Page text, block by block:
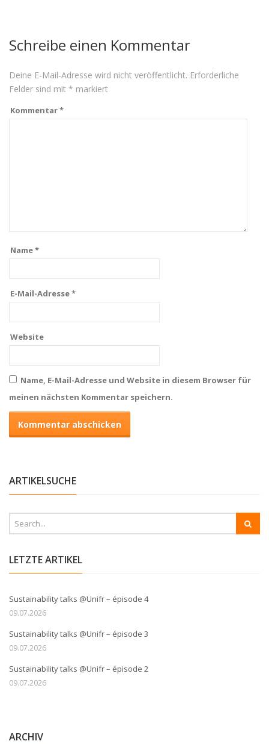
Schreibe einen Kommentar
Deine E-Mail-Adresse wird nicht veröffentlicht. Erforderliche
Felder sind mit * markiert
Kommentar*
Name*
E-Mail-Adresse*
Website
Name, E-Mail-Adresse und Website in diesem Browser für
meinen nächsten Kommentar speichern.
ARTIKELSUCHE
LETZTE ARTIKEL
Sustainability talks @Unifr – épisode 4
09.07.2026
Sustainability talks @Unifr – épisode 3
09.07.2026
Sustainability talks @Unifr – épisode 2
09.07.2026
ARCHIV